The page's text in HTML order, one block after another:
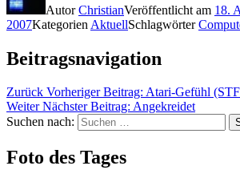
AutorChristianVeröffentlicht am 18.
2007Kategorien AktuellSchlagwörter
Beitragsnavigation
Zurück Vorheriger Beitrag: Atari-Gefühl
Weiter Nächster Beitrag: Angekreidet
Suchen nach:
Foto des Tages